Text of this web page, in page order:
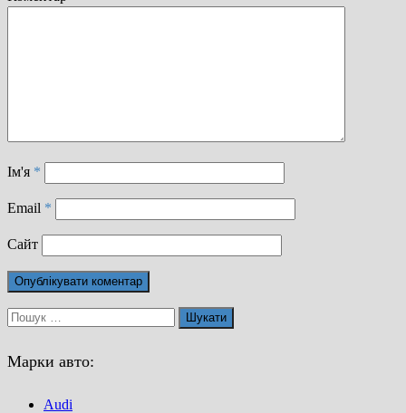
Ім'я *
Email *
Сайт
Пошук:
Марки авто:
Audi